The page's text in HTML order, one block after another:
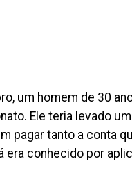
um homem de 30
Ele teria levado
pagar tanto a conta
era conhecido por